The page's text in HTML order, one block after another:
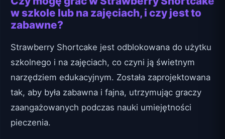
w szkole lub na zajęciach, i czy jest to
zabawne?
Strawberry Shortcake jest odblokowana do użytku
szkolnego i na zajęciach, co czyni ją świetnym
narzędziem edukacyjnym. Została zaprojektowana
tak, aby była zabawna i fajna, utrzymując graczy
zaangażowanych podczas nauki umiejętności
pieczenia.